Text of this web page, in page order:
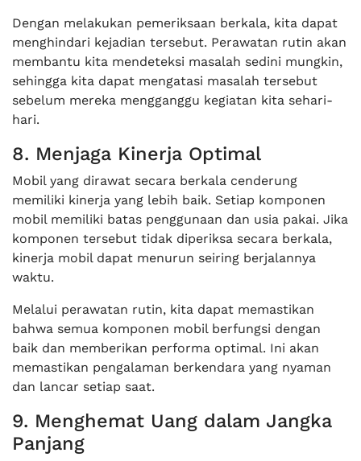
Dengan melakukan pemeriksaan berkala, kita dapat
menghindari kejadian tersebut. Perawatan rutin akan
membantu kita mendeteksi masalah sedini mungkin,
sehingga kita dapat mengatasi masalah tersebut
sebelum mereka mengganggu kegiatan kita sehari-
hari.
8. Menjaga Kinerja Optimal
Mobil yang dirawat secara berkala cenderung
memiliki kinerja yang lebih baik. Setiap komponen
mobil memiliki batas penggunaan dan usia pakai. Jika
komponen tersebut tidak diperiksa secara berkala,
kinerja mobil dapat menurun seiring berjalannya
waktu.
Melalui perawatan rutin, kita dapat memastikan
bahwa semua komponen mobil berfungsi dengan
baik dan memberikan performa optimal. Ini akan
memastikan pengalaman berkendara yang nyaman
dan lancar setiap saat.
9. Menghemat Uang dalam Jangka
Panjang